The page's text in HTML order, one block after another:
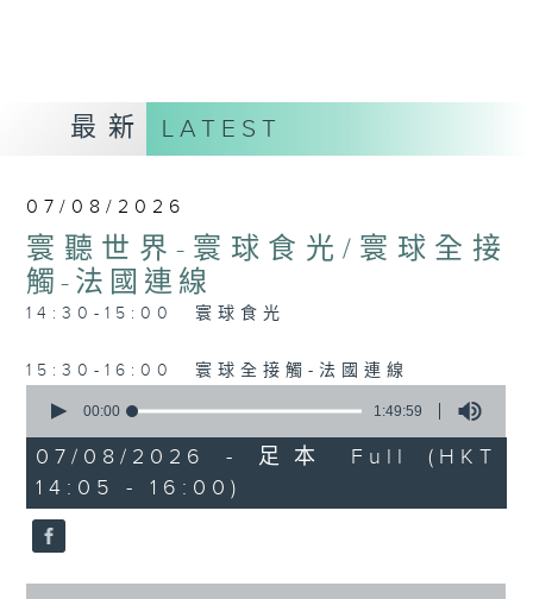
最新 LATEST
07/08/2026
寰聽世界-寰球食光/寰球全接
觸-法國連線
14:30-15:00 寰球食光
15:30-16:00 寰球全接觸-法國連線
seconds
1
hour,
49
minutes,
59
seconds
00:00 1:49:59
07/08/2026 - 足本 Full (HKT
14:05 - 16:00)